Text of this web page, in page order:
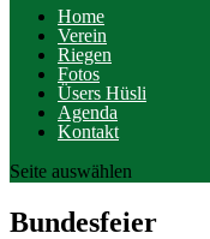
Home
Verein
Riegen
Fotos
Üsers Hüsli
Agenda
Kontakt
Seite auswählen
Bundesfeier